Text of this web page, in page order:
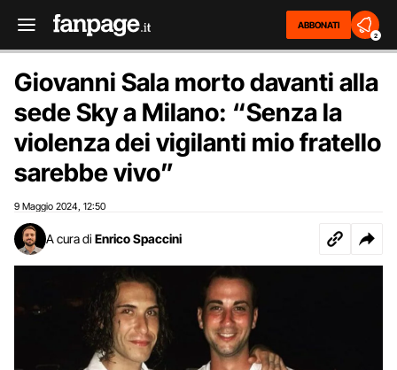
ABBONATI
2
Giovanni Sala morto davanti alla
sede Sky a Milano: “Senza la
violenza dei vigilanti mio fratello
sarebbe vivo”
9 Maggio 2024 12:50
A cura di Enrico Spaccini